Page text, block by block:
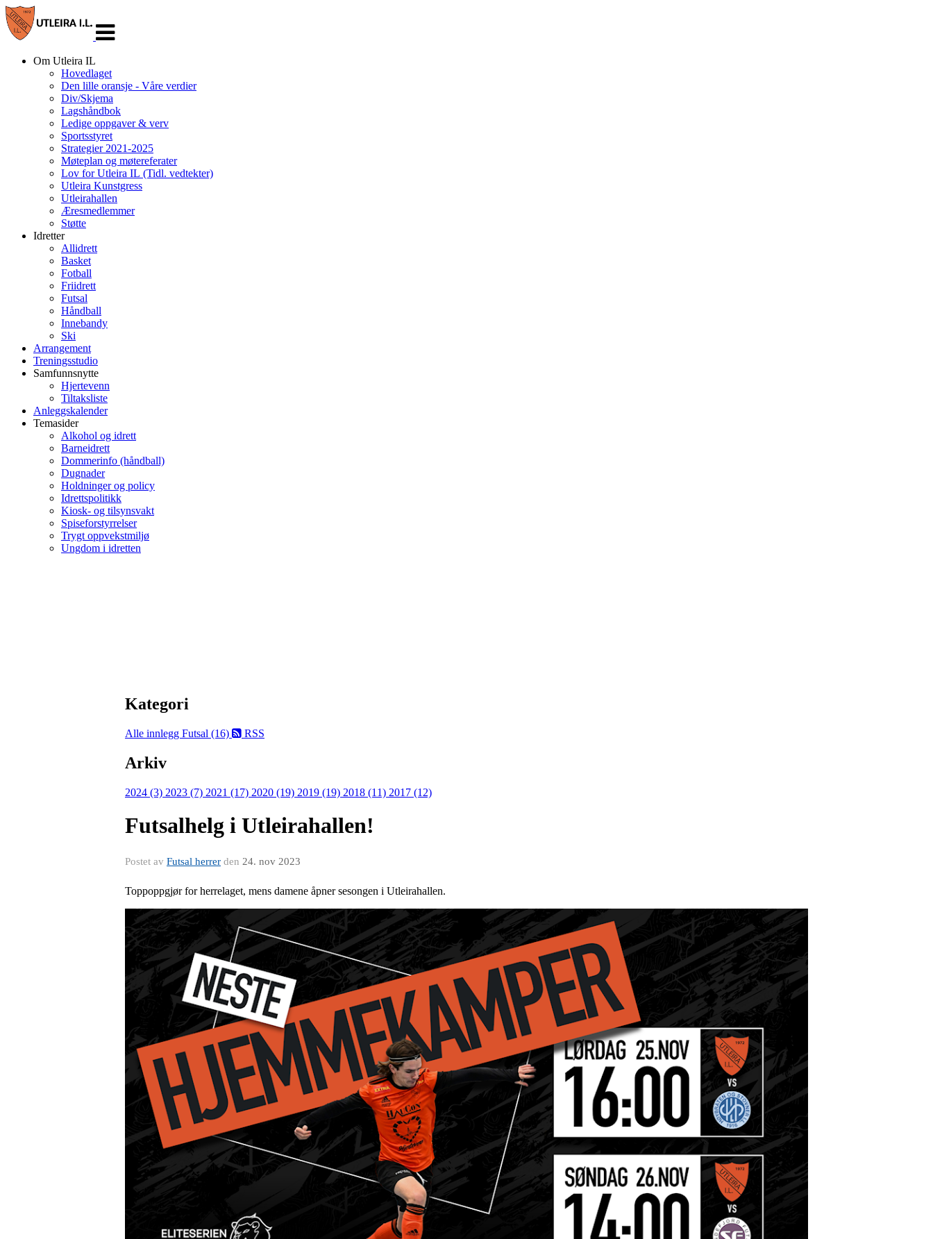
navigasjon
Om Utleira IL
Hovedlaget
Den lille oransje - Våre verdier
Div/Skjema
Lagshåndbok
Ledige oppgaver & verv
Sportsstyret
Strategier 2021-2025
Møteplan og møtereferater
Lov for Utleira IL (Tidl. vedtekter)
Utleira Kunstgress
Utleirahallen
Æresmedlemmer
Støtte
Idretter
Allidrett
Basket
Fotball
Friidrett
Futsal
Håndball
Innebandy
Ski
Arrangement
Treningsstudio
Samfunnsnytte
Hjertevenn
Tiltaksliste
Anleggskalender
Temasider
Alkohol og idrett
Barneidrett
Dommerinfo (håndball)
Dugnader
Holdninger og policy
Idrettspolitikk
Kiosk- og tilsynsvakt
Spiseforstyrrelser
Trygt oppvekstmiljø
Ungdom i idretten
Kategori
Alle innlegg Futsal (16) RSS
Arkiv
2024 (3) 2023 (7) 2021 (17) 2020 (19) 2019 (19) 2018 (11) 2017 (12)
Futsalhelg i Utleirahallen!
Postet av Futsal herrer den 24. nov 2023
Toppoppgjør for herrelaget, mens damene åpner sesongen i Utleirahallen.